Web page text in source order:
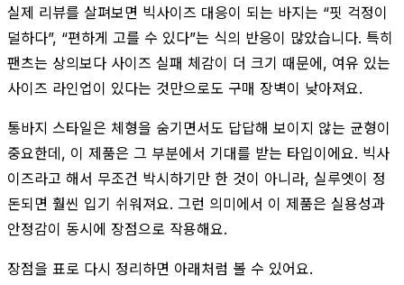
실제 리뷰를 살펴보면 빅사이즈 대응이 되는 바지는 “핏 걱정이
덜하다”, “편하게 고를 수 있다”는 식의 반응이 많았습니다. 특히
팬츠는 상의보다 사이즈 실패 체감이 더 크기 때문에, 여유 있는
사이즈 라인업이 있다는 것만으로도 구매 장벽이 낮아져요.
통바지 스타일은 체형을 숨기면서도 답답해 보이지 않는 균형이
중요한데, 이 제품은 그 부분에서 기대를 받는 타입이에요. 빅사
이즈라고 해서 무조건 박시하기만 한 것이 아니라, 실루엣이 정
돈되면 훨씬 입기 쉬워져요. 그런 의미에서 이 제품은 실용성과
안정감이 동시에 장점으로 작용해요.
장점을 표로 다시 정리하면 아래처럼 볼 수 있어요.